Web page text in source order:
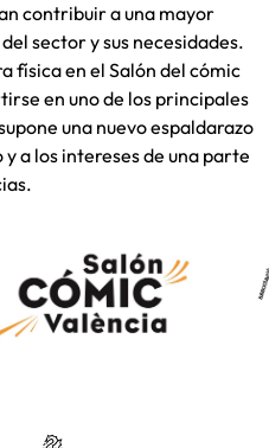
contribuir a una mayor
sector y sus necesidades.
física en el Salón del cómic
en uno de los principales
una nuevo espaldarazo
a los intereses de una parte